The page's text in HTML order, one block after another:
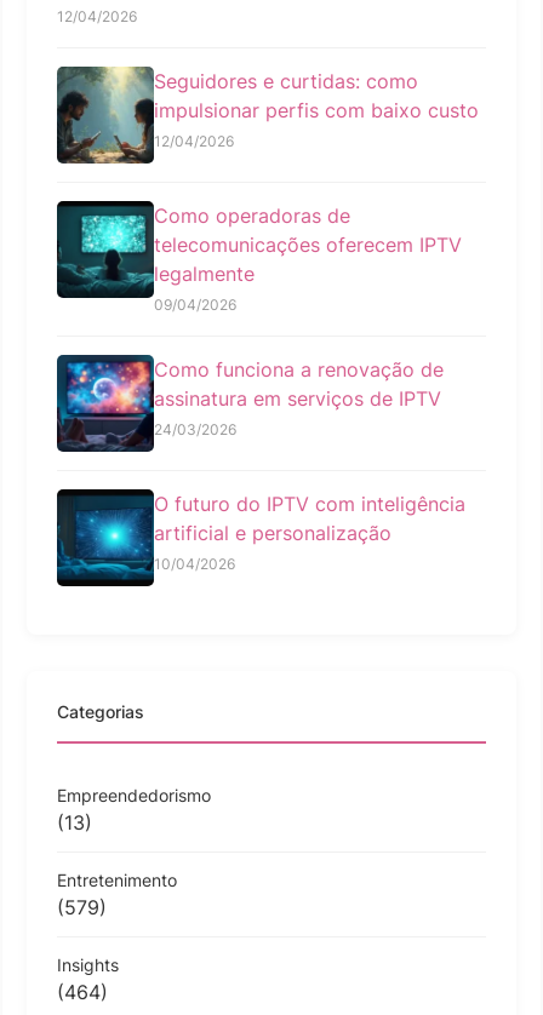
12/04/2026
Seguidores e curtidas: como
impulsionar perfis com baixo custo
12/04/2026
Como operadoras de
telecomunicações oferecem IPTV
legalmente
09/04/2026
Como funciona a renovação de
assinatura em serviços de IPTV
24/03/2026
O futuro do IPTV com inteligência
artificial e personalização
10/04/2026
Categorias
Empreendedorismo
(13)
Entretenimento
(579)
Insights
(464)